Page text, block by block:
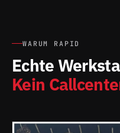
WARUM RAPID
Echte
Kein